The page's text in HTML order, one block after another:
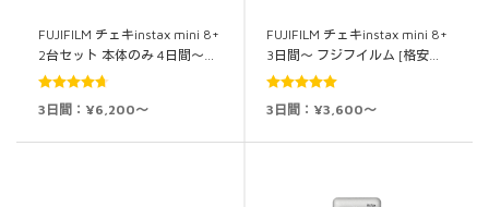
FUJIFILM チェキinstax mini 8+
2台セット 本体のみ 4日間～…
5段階中
3日間：¥6,200～
FUJIFILM チェキinstax mini 8+
3日間～ フジフイルム [格安…
5段階中
3日間：¥3,600～